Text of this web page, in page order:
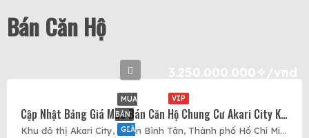
Bán Căn Hộ
VIP
MUA
BÁN
GIÁ
3.250.000.000✧/vnd
Cập Nhật Bảng Giá Mua Bán Căn Hộ Chung Cư Akari City Khu 2 Tháng 02/2025
Khu đô thị Akari City, Quận Bình Tân, Thành phố Hồ Chí Minh, Việt Nam, Akari City, Quận Bình Tân, Hồ Chí Minh